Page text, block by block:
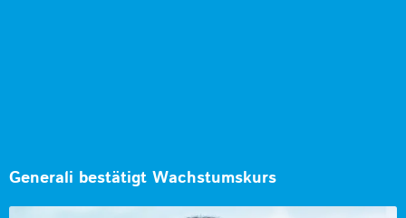
Generali bestätigt Wachstumskurs